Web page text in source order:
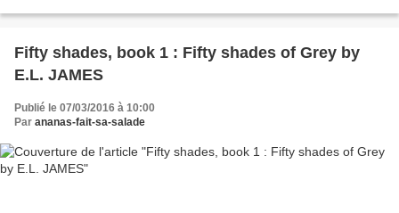
Fifty shades, book 1 : Fifty shades of Grey by
E.L. JAMES
Publié le 07/03/2016 à 10:00
Par ananas-fait-sa-salade